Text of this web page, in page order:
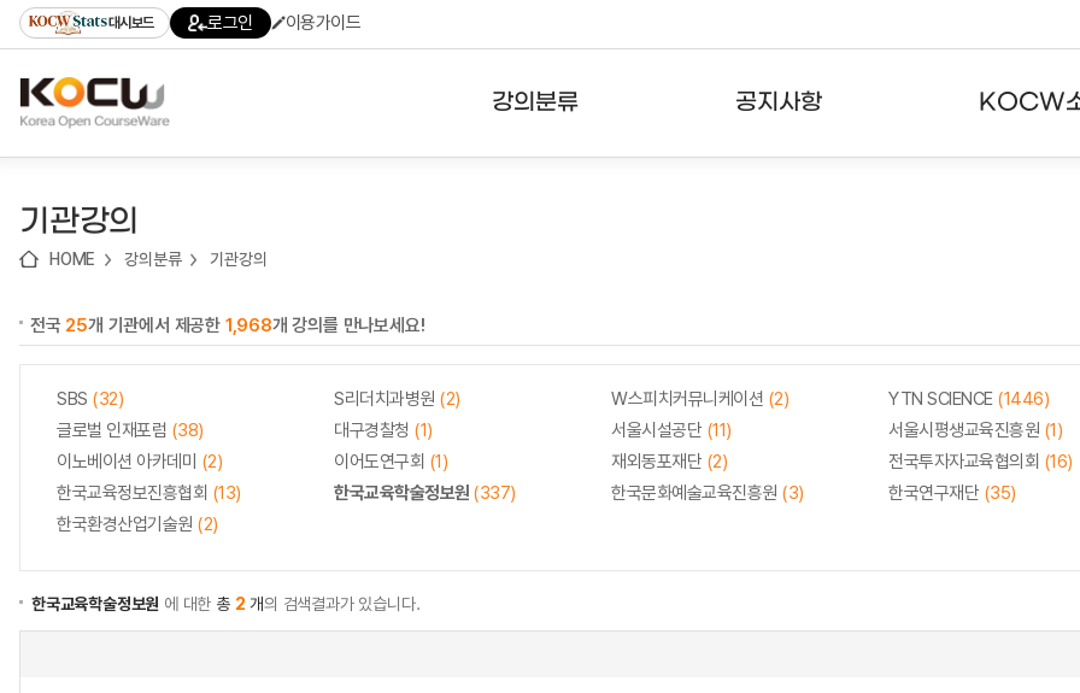
기
기
기
content)
가
대시보드 로그인 이용가이드
강의분류 공지사항 KOCW
기관강의
HOME 강의분류 기관강의
전국 25개 기관에서 제공한 1,968개 강의를 만나보세요!
SBS (32) S리더치과병원 (2) W스피치커뮤니케이션 (2) YTN SCIENCE (1446)
글로벌 인재포럼 (38) 대구경찰청 (1) 서울시설공단 (11) 서울시평생교육진흥원 (1)
이노베이션 아카데미 (2) 이어도연구회 (1) 재외동포재단 (2) 전국투자자교육협의회 (16)
한국교육정보진흥협회 (13) 한국교육학술정보원 (337) 한국문화예술교육진흥원 (3) 한국연구재단 (35)
한국환경산업기술원 (2)
한국교육학술정보원 에 대한 총 2 개의 검색결과가 있습니다.